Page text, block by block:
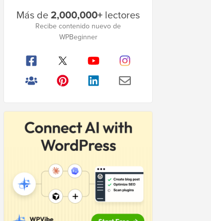
lateral
Más de2,000,000+ lectores
Recibe contenido nuevo de
WPBeginner